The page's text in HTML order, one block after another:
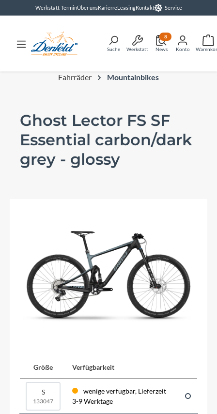
springenWerkstatt-TerminÜber unsKarierreLeasingKontakt Service
Suche Werkstatt News
8
Konto
Fahrräder Mountainbikes
Ghost Lector FS SF
Essential carbon/dark
grey - glossy
Größe Verfügbarkeit
S
133047
wenige verfügbar, Lieferzeit
3-9 Werktage